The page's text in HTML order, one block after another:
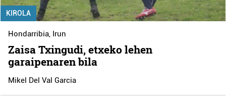
KIROLA
Hondarribia, Irun
Zaisa Txingudi, etxeko lehen
garaipenaren bila
Mikel Del Val Garcia